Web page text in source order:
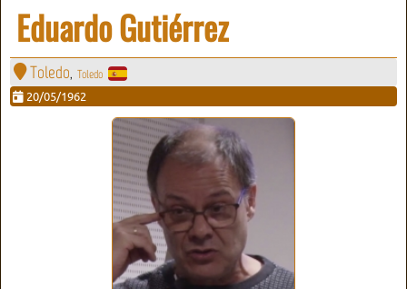
Eduardo Gutiérrez
Toledo, Toledo
20/05/1962